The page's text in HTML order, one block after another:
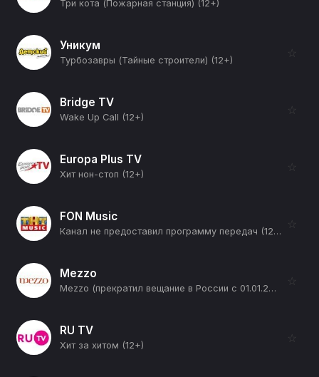
Три кота (Пожарная станция) (12+)
Уникум
Турбозавры (Тайные строители) (12+)
☆
Bridge TV
Wake Up Call (12+)
☆
Europa Plus TV
Хит нон-стоп (12+)
☆
FON Music
Канал не предоставил программу передач (12+)
☆
Mezzo
Mezzo (прекратил вещание в России с 01.01.2026) (12+)
☆
RU TV
Хит за хитом (12+)
☆